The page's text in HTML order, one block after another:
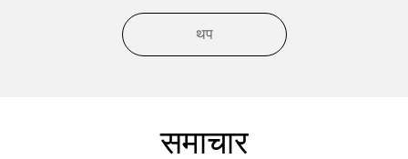
थप
समाचार